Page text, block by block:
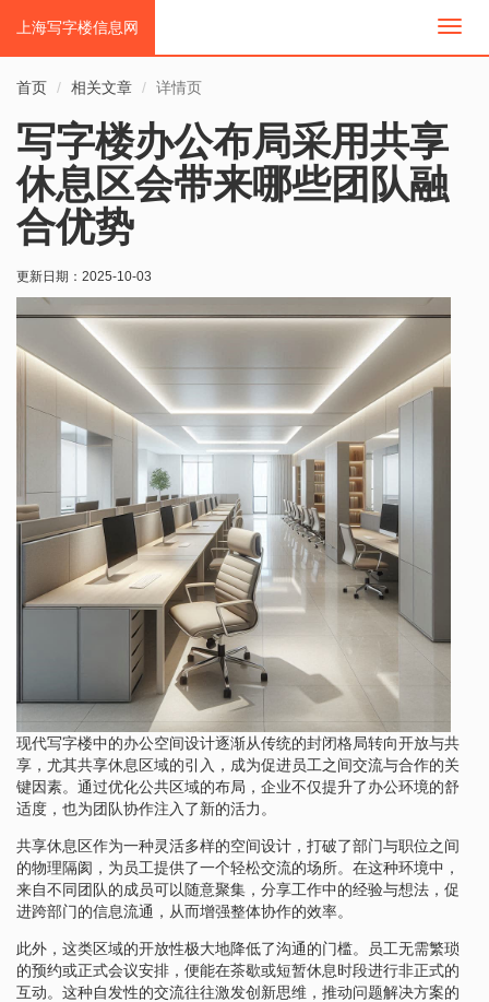
切
上海写字楼信息网
首页 相关文章 详情页
写字楼办公布局采用共享
休息区会带来哪些团队融
合优势
更新日期： 2025-10-03
现代写字楼中的办公空间设计逐渐从传统的封闭格局转向开放与共
享，尤其共享休息区域的引入，成为促进员工之间交流与合作的关
键因素。通过优化公共区域的布局，企业不仅提升了办公环境的舒
适度，也为团队协作注入了新的活力。
共享休息区作为一种灵活多样的空间设计，打破了部门与职位之间
的物理隔阂，为员工提供了一个轻松交流的场所。在这种环境中，
来自不同团队的成员可以随意聚集，分享工作中的经验与想法，促
进跨部门的信息流通，从而增强整体协作的效率。
此外，这类区域的开放性极大地降低了沟通的门槛。员工无需繁琐
的预约或正式会议安排，便能在茶歇或短暂休息时段进行非正式的
互动。这种自发性的交流往往激发创新思维，推动问题解决方案的